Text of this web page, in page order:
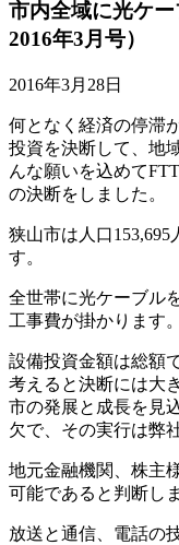
市内全域に光ケ
2016年3月号）
2016年3月28日
何となく経済の停滞
投資を決断して、地
んな願いを込めて
の決断をしました。
狭山市は人口153,695
す。
全世帯に光ケーブル
工事費が掛かります。
設備投資金額は総額
考えると決断には大
市の発展と成長を見
欠で、その実行は弊
地元金融機関、株主
可能であると判断し
放送と通信、電話の